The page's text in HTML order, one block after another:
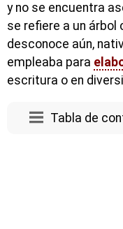
y no se encuentra
se refiere a un
desconoce aún,
empleaba para
escritura o en
Tabla de